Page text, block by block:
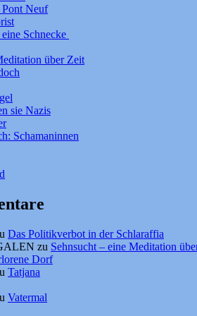
Neuf
Schnecke
über Zeit
sie Nazis
Schamaninnen
Das Politikverbot in der Schlaraffia
zu Sehnsucht – eine Meditation
Dorf
Tatjana
Vatermal